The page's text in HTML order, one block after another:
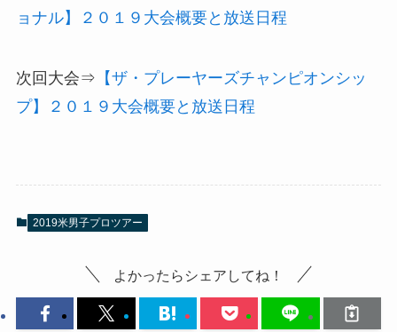
ョナル】２０１９大会概要と放送日程
次回大会⇒ 【ザ・プレーヤーズチャンピオンシッ
プ】２０１９大会概要と放送日程
2019米男子プロツアー
よかったらシェアしてね！